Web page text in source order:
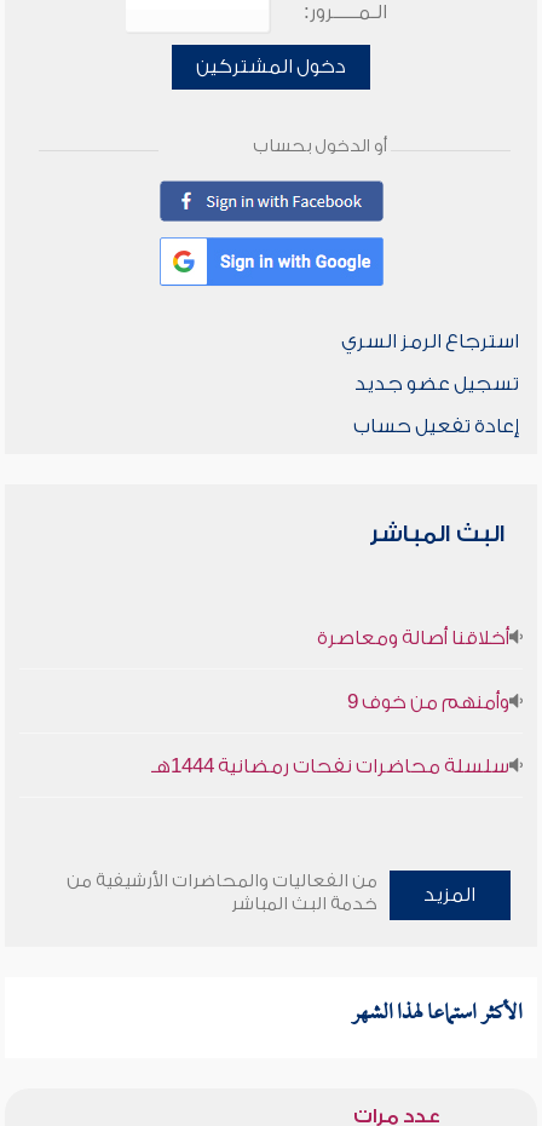
الـمـــــرور:
دخول المشتركين
أو الدخول بحساب
استرجاع الرمز السري
تسجيل عضو جديد
إعادة تفعيل حساب
البث المباشر
أخلاقنا أصالة ومعاصرة
وأمنهم من خوف 9
سلسلة محاضرات نفحات رمضانية 1444هـ
المزيد
من الفعاليات والمحاضرات الأرشيفية من
خدمة البث المباشر
الأكثر استماعا لهذا الشهر
عدد مرات